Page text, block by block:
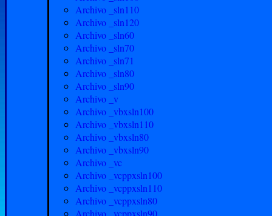
Archivo _sln110
Archivo _sln120
Archivo _sln60
Archivo _sln70
Archivo _sln71
Archivo _sln80
Archivo _sln90
Archivo _v
Archivo _vbxsln100
Archivo _vbxsln110
Archivo _vbxsln80
Archivo _vbxsln90
Archivo _vc
Archivo _vcppxsln100
Archivo _vcppxsln110
Archivo _vcppxsln80
Archivo _vcppxsln90